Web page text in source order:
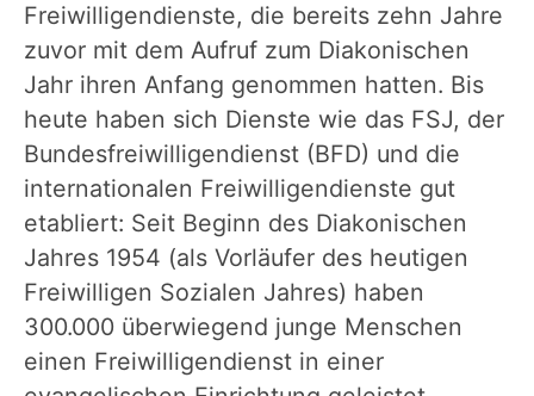
Freiwilligendienste, die bereits zehn Jahre
zuvor mit dem Aufruf zum Diakonischen
Jahr ihren Anfang genommen hatten. Bis
heute haben sich Dienste wie das FSJ, der
Bundesfreiwilligendienst (BFD) und die
internationalen Freiwilligendienste gut
etabliert: Seit Beginn des Diakonischen
Jahres 1954 (als Vorläufer des heutigen
Freiwilligen Sozialen Jahres) haben
300.000 überwiegend junge Menschen
einen Freiwilligendienst in einer